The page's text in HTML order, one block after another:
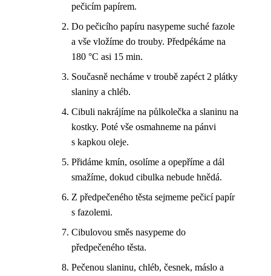
pečicím papírem.
Do pečicího papíru nasypeme suché fazole
a vše vložíme do trouby. Předpékáme na
180 °C asi 15 min.
Současně necháme v troubě zapéct 2 plátky
slaniny a chléb.
Cibuli nakrájíme na půlkolečka a slaninu na
kostky. Poté vše osmahneme na pánvi
s kapkou oleje.
Přidáme kmín, osolíme a opepříme a dál
smažíme, dokud cibulka nebude hnědá.
Z předpečeného těsta sejmeme pečicí papír
s fazolemi.
Cibulovou směs nasypeme do
předpečeného těsta.
Pečenou slaninu, chléb, česnek, máslo a